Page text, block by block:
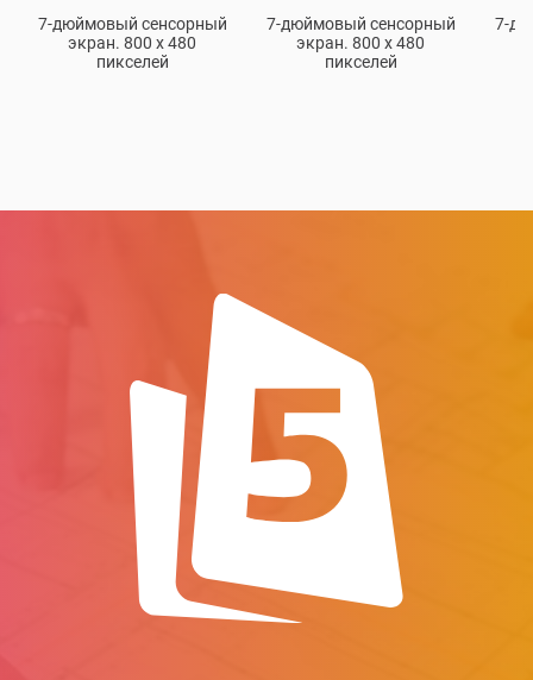
7-дюймовый сенсорный
экран. 800 х 480
пикселей
7-дюймовый сенсорный
экран. 800 х 480
пикселей
7-